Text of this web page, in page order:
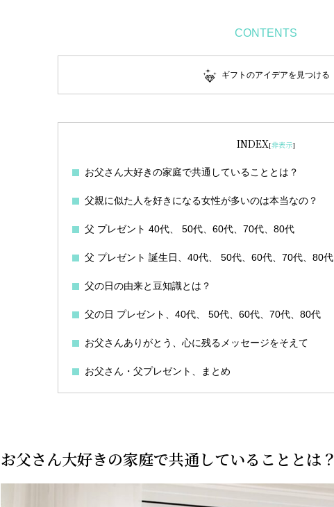
CONTENTS
ギフトのアイデアを見つける
INDEX[非表示]
お父さん大好きの家庭で共通していることとは？
父親に似た人を好きになる女性が多いのは本当なの？
父 プレゼント 40代、 50代、60代、70代、80代
父 プレゼント 誕生日、40代、 50代、60代、70代、80代
父の日の由来と豆知識とは？
父の日 プレゼント、40代、 50代、60代、70代、80代
お父さんありがとう、心に残るメッセージをそえて
お父さん・父プレゼント、まとめ
お父さん大好きの家庭で共通していることとは？